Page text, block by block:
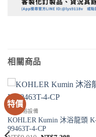
相關商品
特價
SPA淋浴設備
KOHLER Kumin 沐浴龍頭
99463T-4-CP